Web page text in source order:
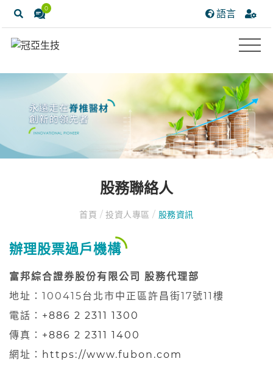
0 語言
股務聯絡人
首頁 /投資人專區/ 股務資訊
辦理股票過戶機構
富邦綜合證券股份有限公司 股務代理部
地址：100415台北市中正區許昌街17號11樓
電話： +886 2 2311 1300
傳真： +886 2 2311 1400
網址： https://www.fubon.com